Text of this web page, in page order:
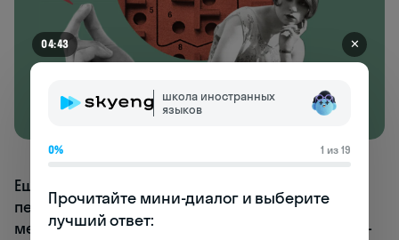
Еще почти каждое английское слово может
переходить из одной части речи в другую не
меняя своего внешнего вида:
(спина) —
04:43 ✕
школа иностранных
языков
0% 1 из 19
Прочитайте мини-диалог и выберите
лучший ответ: